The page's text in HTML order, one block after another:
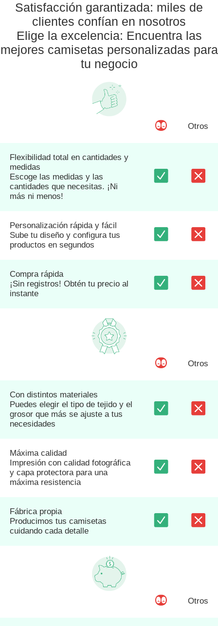
Satisfacción garantizada: miles de
clientes confían en nosotros
Elige la excelencia: Encuentra las
mejores camisetas personalizadas para
tu negocio
Otros
Flexibilidad total en cantidades y
medidas
Escoge las medidas y las
cantidades que necesitas. ¡Ni
más ni menos!
Personalización rápida y fácil
Sube tu diseño y configura tus
productos en segundos
Compra rápida
¡Sin registros! Obtén tu precio al
instante
Otros
Con distintos materiales
Puedes elegir el tipo de tejido y el
grosor que más se ajuste a tus
necesidades
Máxima calidad
Impresión con calidad fotográfica
y capa protectora para una
máxima resistencia
Fábrica propia
Producimos tus camisetas
cuidando cada detalle
Otros